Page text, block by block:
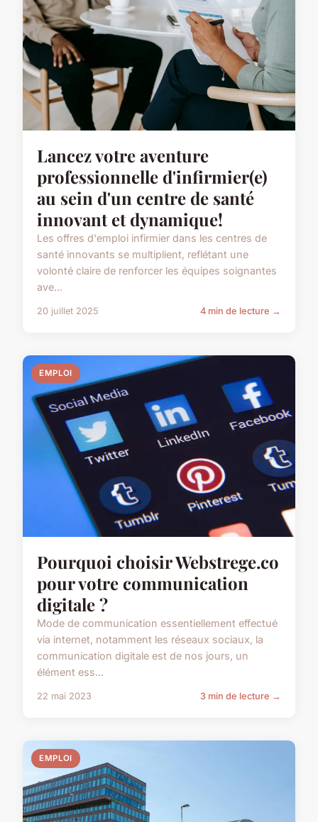
Lancez votre aventure
professionnelle d'infirmier(e)
au sein d'un centre de santé
innovant et dynamique!
Les offres d'emploi infirmier dans les centres de
santé innovants se multiplient, reflétant une
volonté claire de renforcer les équipes soignantes
ave...
20 juillet 2025 4 min de lecture →
EMPLOI
Pourquoi choisir Webstrege.co
pour votre communication
digitale ?
Mode de communication essentiellement effectué
via internet, notamment les réseaux sociaux, la
communication digitale est de nos jours, un
élément ess...
22 mai 2023 3 min de lecture →
EMPLOI